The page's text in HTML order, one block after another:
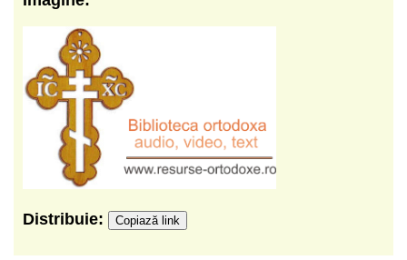
Distribuie: Copiază link